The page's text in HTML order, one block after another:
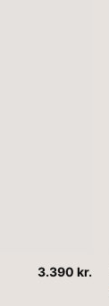
3.390kr.